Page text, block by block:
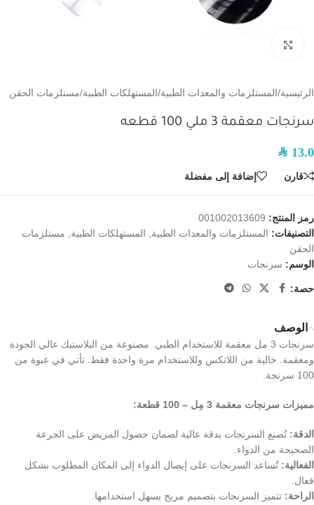
الرئيسية/المستلزمات والمعدات الطبية/المستهلكات الطبية/مستلزمات الحقن
سرنجات معقمة 3 ملي 100 قطعه
SAR 13.0
قارن إضافة إلى مفضلة
رمز المنتج: 001002013609
التصنيفات: المستلزمات والمعدات الطبية المستهلكات الطبية
مستلزمات
الحقن
الوسم: سرنجات
حصة:
الوصف
سرنجات 3 مل معقمة للاستخدام الطبي. مصنوعة من البلاستيك عالي الجودة
ومعقمة. خالية من اللاتكس وللاستخدام مرة واحدة فقط. تأتي في عبوة من
100 سرنجة.
مميزات سرنجات معقمة 3 مِل – 100 قطعة:
الدقة: تُصنع السرنجات بدقة عالية لضمان حصول المريض على الجرعة
الصحيحة من الدواء.
الفعالية: تُساعد السرنجات على إيصال الدواء إلى المكان المطلوب بشكل
فعال.
الراحة: تتميز السرنجات بتصميم مريح يسهل استخدامها.